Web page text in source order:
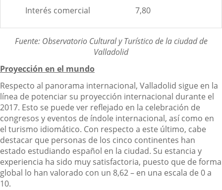
Interés comercial
7,80
Fuente: Observatorio Cultural y Turístico de la ciudad de
Valladolid
Proyección en el mundo
Respecto al panorama internacional, Valladolid sigue en la
línea de potenciar su proyección internacional durante el
2017. Esto se puede ver reflejado en la celebración de
congresos y eventos de índole internacional, así como en
el turismo idiomático. Con respecto a este último, cabe
destacar que personas de los cinco continentes han
estado estudiando español en la ciudad. Su estancia y
experiencia ha sido muy satisfactoria, puesto que de forma
global lo han valorado con un 8,62 – en una escala de 0 a
10.